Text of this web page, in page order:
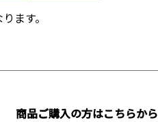
ます。
商品ご購入の方はこちらから